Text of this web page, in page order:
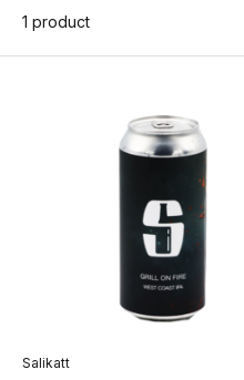
1 product
Salikatt